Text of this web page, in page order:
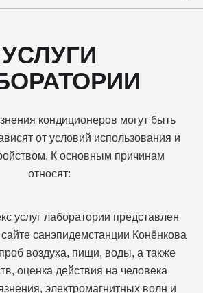
УСЛУГИ
кондиционеров могут быть
от условий использования и
К основным причинам
относят:
услуг лаборатории представлен
санэпидемстанции Конёнкова
воздуха, пищи, воды, а также
оценка действия на человека
электромагнитных волн и